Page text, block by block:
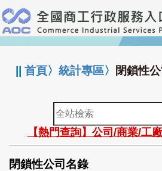
跳
到
主
要
:::
||首頁〉統計專區〉 閉鎖性
全
站
檢
索
【熱門查詢】公司/商業/工
閉鎖性公司名錄